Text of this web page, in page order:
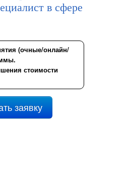
в сфере
(очные/онлайн/
стоимости
заявку